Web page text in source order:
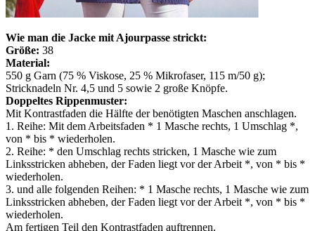
Wie man die Jacke mit Ajourpasse strickt:
Größe: 38
Material:
550 g Garn (75 % Viskose, 25 % Mikrofaser, 115 m/50 g);
Stricknadeln Nr. 4,5 und 5 sowie 2 große Knöpfe.
Doppeltes Rippenmuster:
Mit Kontrastfaden die Hälfte der benötigten Maschen anschlagen.
1. Reihe: Mit dem Arbeitsfaden * 1 Masche rechts, 1 Umschlag *,
von * bis * wiederholen.
2. Reihe: * den Umschlag rechts stricken, 1 Masche wie zum
Linksstricken abheben, der Faden liegt vor der Arbeit *, von * bis *
wiederholen.
3. und alle folgenden Reihen: * 1 Masche rechts, 1 Masche wie zum
Linksstricken abheben, der Faden liegt vor der Arbeit *, von * bis *
wiederholen.
Am fertigen Teil den Kontrastfaden auftrennen.